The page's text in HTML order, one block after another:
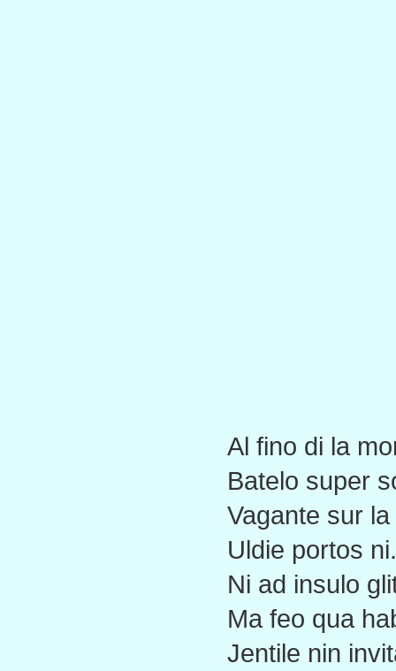
Al fino di la
Batelo super
Vagante sur
Uldie portos ni.
Ni ad insulo
Ma feo qua
Jentile nin